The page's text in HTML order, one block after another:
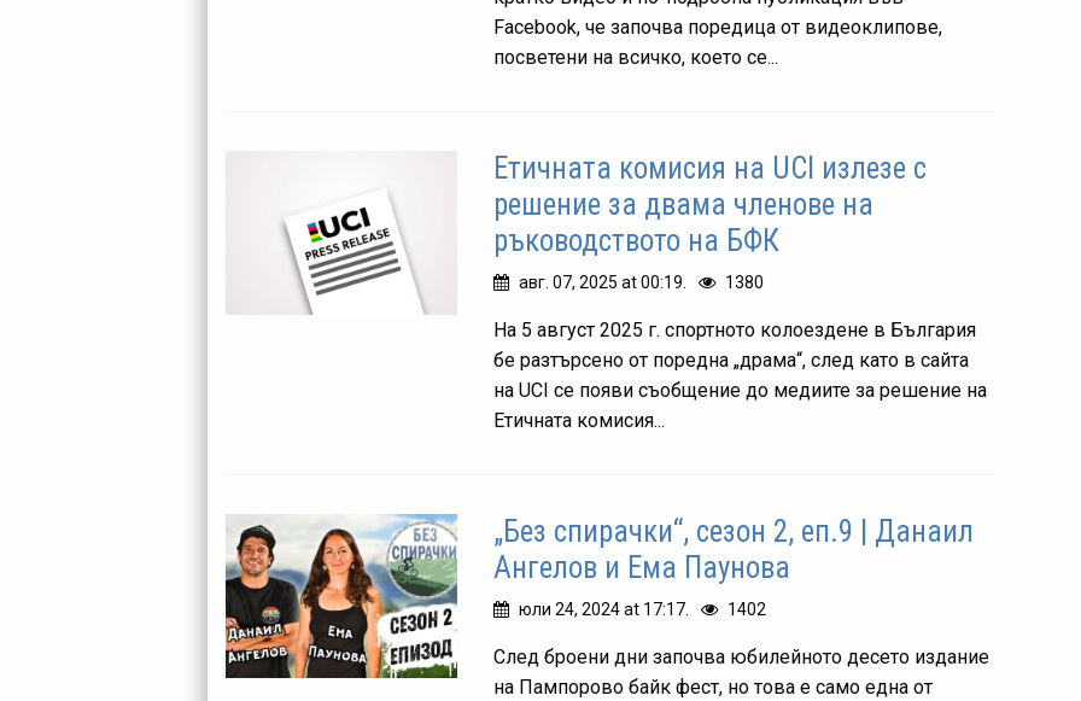
Facebook, че започва поредица от видеоклипове,
посветени на всичко, което се...
Етичната комисия на UCI излезе с
решение за двама членове на
ръководството на БФК
авг. 07, 2025 at 00:19. 1380
На 5 август 2025 г. спортното колоездене в България
бе разтърсено от поредна „драма“, след като в сайта
на UCI се появи съобщение до медиите за решение на
Етичната комисия...
„Без спирачки“, сезон 2, еп.9 | Данаил
Ангелов и Ема Паунова
юли 24, 2024 at 17:17. 1402
След броени дни започва юбилейното десето издание
на Пампорово байк фест, но това е само една от